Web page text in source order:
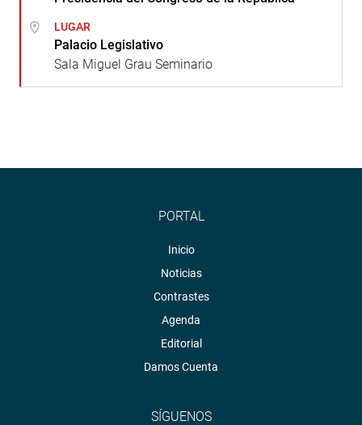
LUGAR
Palacio Legislativo
Sala Miguel Grau Seminario
PORTAL
Inicio
Noticias
Contrastes
Agenda
Editorial
Damos Cuenta
SÍGUENOS